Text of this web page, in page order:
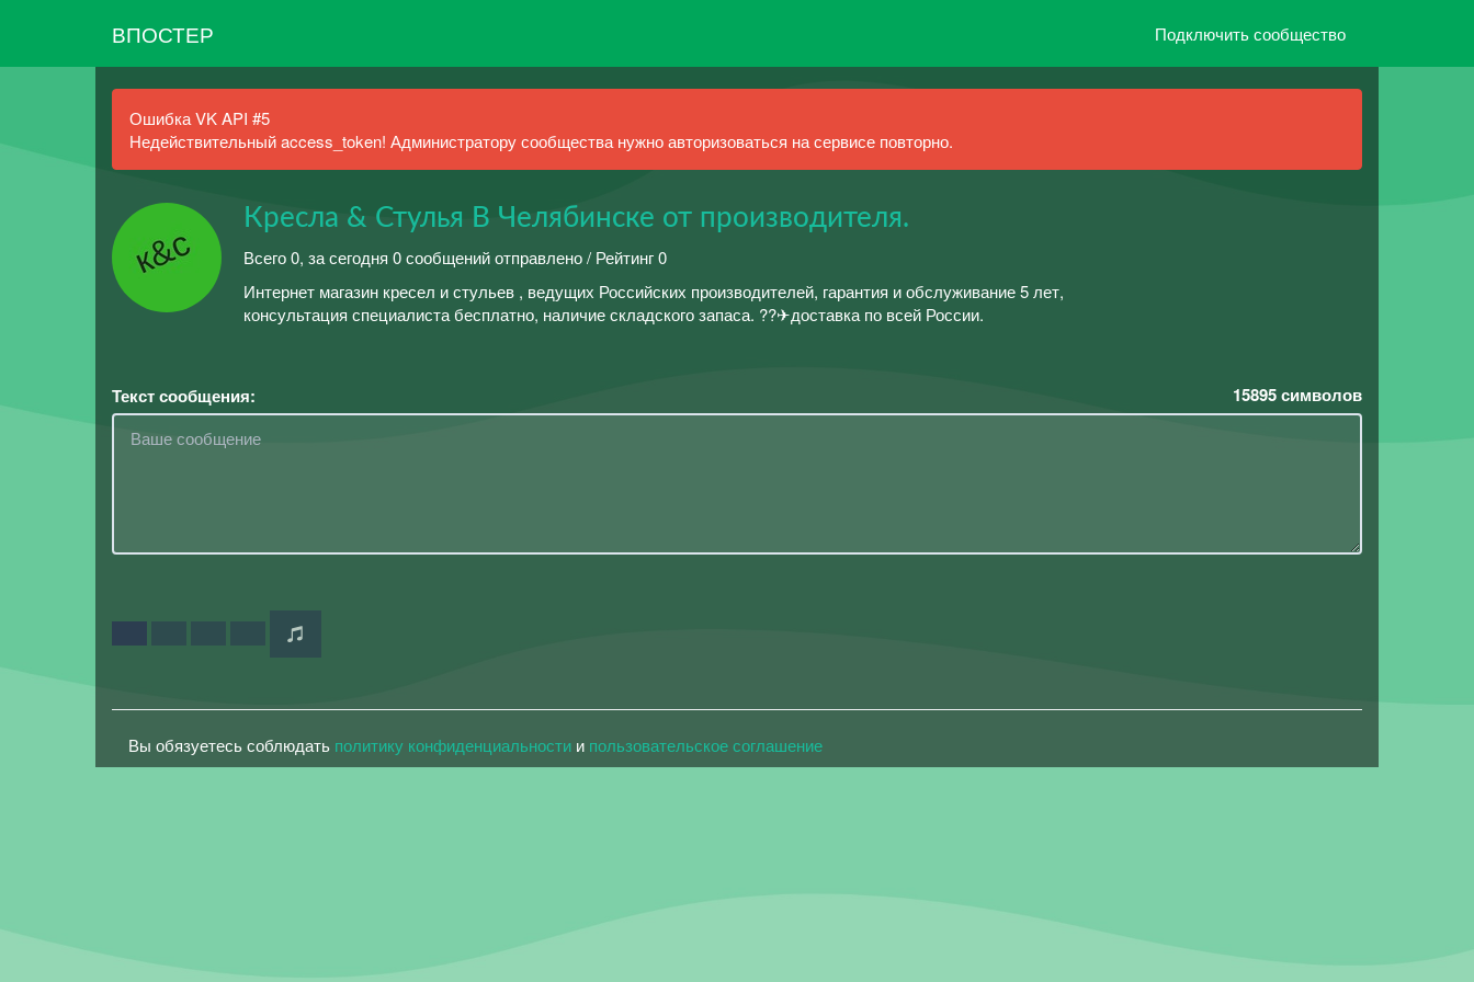
ВПОСТЕР Подключить сообщество
Ошибка VK API #5
Недействительный access_token! Администратору сообщества нужно авторизоваться на сервисе повторно.
Кресла & Стулья В Челябинске от производителя.
Всего 0, за сегодня 0 сообщений отправлено / Рейтинг 0
Интернет магазин кресел и стульев , ведущих Российских производителей, гарантия и обслуживание 5 лет,
консультация специалиста бесплатно, наличие складского запаса. ??✈доставка по всей России.
Текст сообщения: 15895символов
Вы обязуетесь соблюдать политику конфиденциальности и пользовательское соглашение